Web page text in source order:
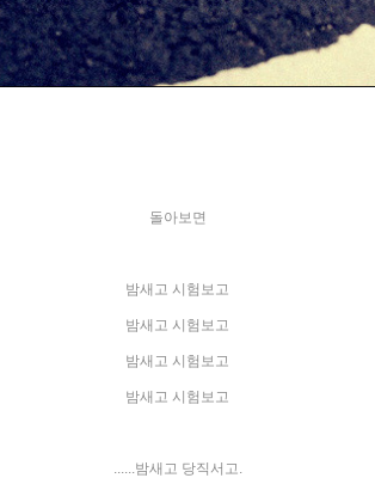
돌아보면
밤새고 시험보고
밤새고 시험보고
밤새고 시험보고
밤새고 시험보고
......밤새고 당직서고.